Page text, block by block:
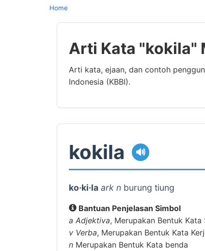
Home
Arti Kata "kokila"
Arti kata, ejaan, dan contoh
Indonesia (KBBI).
kokila 🔊
ko·ki·la ark n burung tiung
Bantuan Penjelasan Simbol
a Adjektiva, Merupakan Bentuk Kata
v Verba, Merupakan Bentuk Kata
n Merupakan Bentuk Kata benda